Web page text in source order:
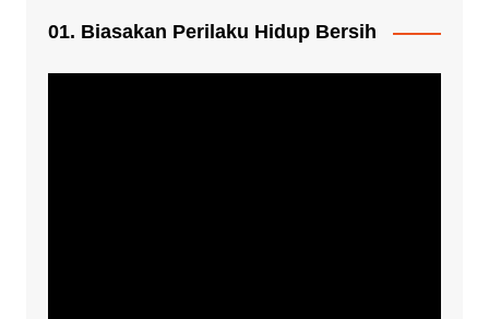
01. Biasakan Perilaku Hidup Bersih